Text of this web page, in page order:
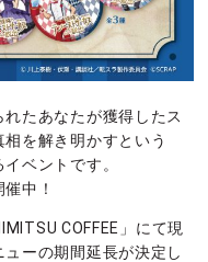
たあなたが獲得したス
を解き明かすという
ベントです。
中！
COFFEE」にて現
ーの期間延長が決定し